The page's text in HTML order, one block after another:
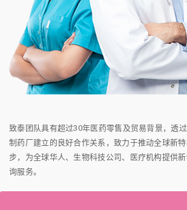
致泰团队具有超过30年医药零售及贸易背景，透
制药厂建立的良好合作关系，致力于推动全球新
步，为全球华人、生物科技公司、医疗机构提供
询服务。